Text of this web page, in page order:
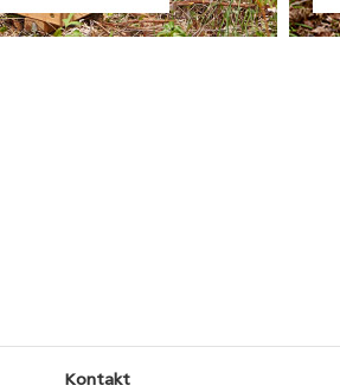
Kontakt